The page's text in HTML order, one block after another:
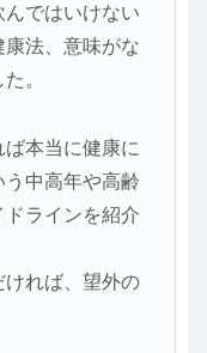
ではいけない
法、意味がな
。
本当に健康に
中高年や高齢
ラインを紹介
ければ、望外の